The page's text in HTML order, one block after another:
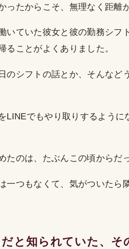
ったからこそ、無理なく距離
いていた彼女と彼の勤務シフ
ることがよくありました。
のシフトの話とか、そんなど
LINEでもやり取りするよう
たのは、たぶんこの頃からだ
一つもなくて、気がついたら
と知られていた、そ